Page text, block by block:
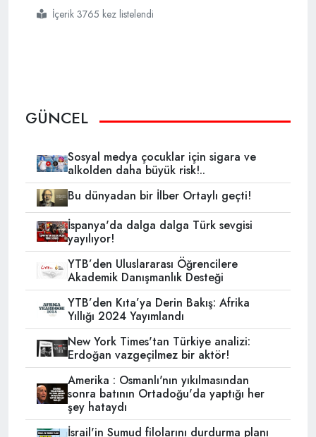
#suriyede
#fransız
#askerlerinin
#konuşlandığı
#noktaİçerik 3765 kez listelendi
GÜNCEL
Sosyal medya çocuklar için sigara ve
alkolden daha büyük risk!..
Bu dünyadan bir İlber Ortaylı geçti!
İspanya'da dalga dalga Türk sevgisi
yayılıyor!
YTB’den Uluslararası Öğrencilere
Akademik Danışmanlık Desteği
YTB’den Kıta’ya Derin Bakış: Afrika
Yıllığı 2024 Yayımlandı
New York Times'tan Türkiye analizi:
Erdoğan vazgeçilmez bir aktör!
Amerika : Osmanlı'nın yıkılmasından
sonra batının Ortadoğu'da yaptığı her
şey hataydı
İsrail'in Sumud filolarını durdurma planı